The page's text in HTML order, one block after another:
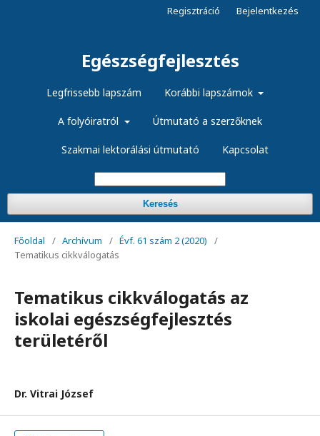
Egészségfejlesztés
Legfrissebb lapszám Korábbi lapszámok
A folyóiratról Útmutató a szerzőknek
Szakmai lektorálási útmutató Kapcsolat
Keresés
Regisztráció Bejelentkezés
Főoldal / Archívum / Évf. 61 szám 2 (2020)
/
Tematikus cikkválogatás
Tematikus cikkválogatás az
iskolai egészségfejlesztés
területéről
Dr. Vitrai József